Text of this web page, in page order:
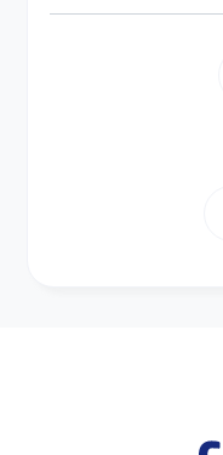
الجامعيين .